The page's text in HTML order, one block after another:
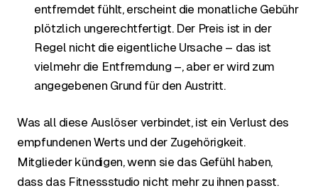
entfremdet fühlt, erscheint die monatliche Gebühr
plötzlich ungerechtfertigt. Der Preis ist in der
Regel nicht die eigentliche Ursache – das ist
vielmehr die Entfremdung –, aber er wird zum
angegebenen Grund für den Austritt.
Was all diese Auslöser verbindet, ist ein Verlust des
empfundenen Werts und der Zugehörigkeit.
Mitglieder kündigen, wenn sie das Gefühl haben,
dass das Fitnessstudio nicht mehr zu ihnen passt.